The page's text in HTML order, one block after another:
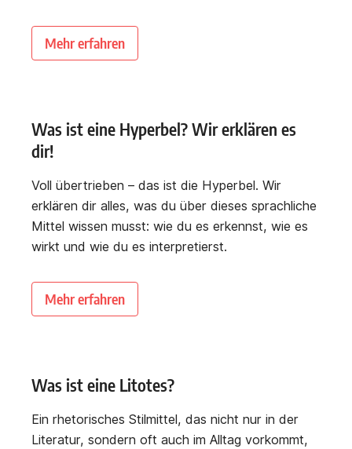
Mehr erfahren
Was ist eine Hyperbel? Wir erklären es
dir!
Voll übertrieben – das ist die Hyperbel. Wir
erklären dir alles, was du über dieses sprachliche
Mittel wissen musst: wie du es erkennst, wie es
wirkt und wie du es interpretierst.
Mehr erfahren
Was ist eine Litotes?
Ein rhetorisches Stilmittel, das nicht nur in der
Literatur, sondern oft auch im Alltag vorkommt,